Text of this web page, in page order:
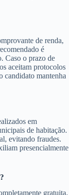
de renda,
é
Caso o prazo de
aceitam protocolos
candidato mantenha
em
de habitação.
evitando fraudes.
presencialmente
gratuita.